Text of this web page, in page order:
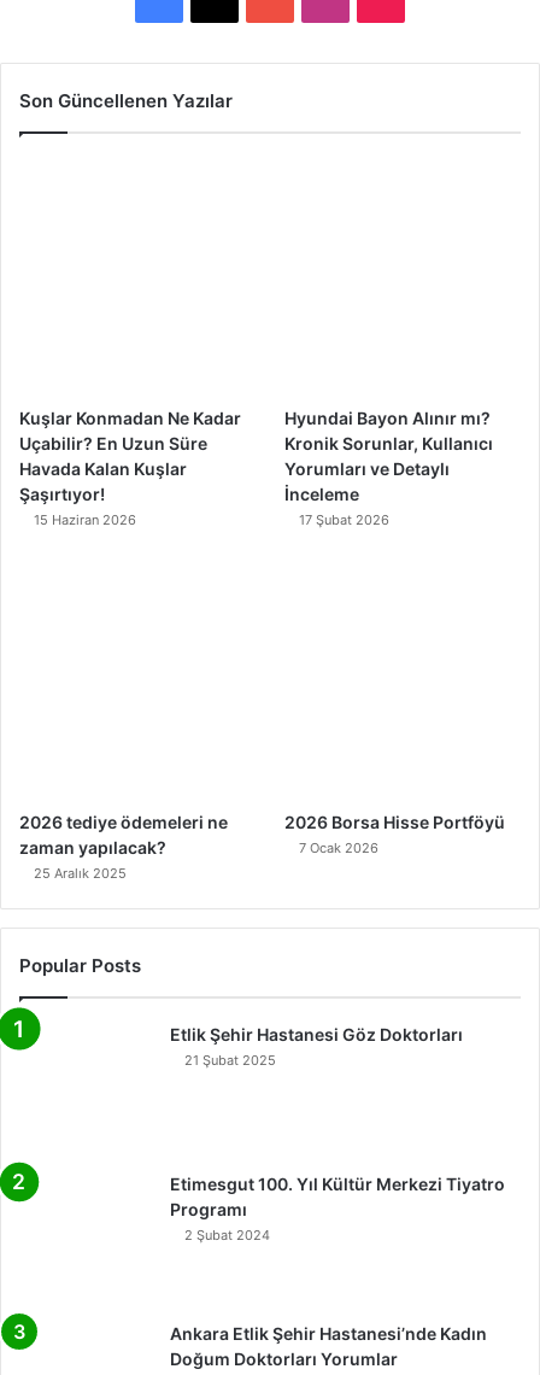
c
Son Güncellenen Yazılar
Kuşlar Konmadan Ne Kadar
Uçabilir? En Uzun Süre
Havada Kalan Kuşlar
Şaşırtıyor!
15 Haziran 2026
Hyundai Bayon Alınır mı?
Kronik Sorunlar, Kullanıcı
Yorumları ve Detaylı
İnceleme
17 Şubat 2026
2026 tediye ödemeleri ne
zaman yapılacak?
25 Aralık 2025
2026 Borsa Hisse Portföyü
7 Ocak 2026
Popular Posts
Etlik Şehir Hastanesi Göz Doktorları
21 Şubat 2025
Etimesgut 100. Yıl Kültür Merkezi Tiyatro
Programı
2 Şubat 2024
Ankara Etlik Şehir Hastanesi’nde Kadın
Doğum Doktorları Yorumlar